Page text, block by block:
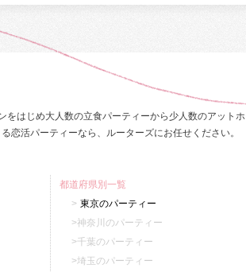
をはじめ大人数の立食パーティーから少人数のアットホ
恋活パーティーなら、ルーターズにお任せください。
都道府県別一覧
東京のパーティー
神奈川のパーティー
千葉のパーティー
埼玉のパーティー